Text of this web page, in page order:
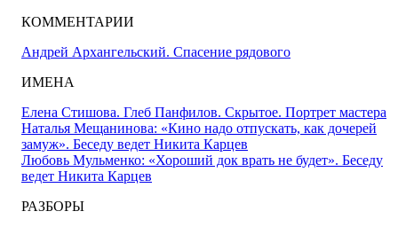
КОММЕНТАРИИ
Андрей Архангельский. Спасение рядового
ИМЕНА
Елена Стишова. Глеб Панфилов. Скрытое. Портрет мастера
Наталья Мещанинова: «Кино надо отпускать, как дочерей
замуж». Беседу ведет Никита Карцев
Любовь Мульменко: «Хороший док врать не будет». Беседу
ведет Никита Карцев
РАЗБОРЫ